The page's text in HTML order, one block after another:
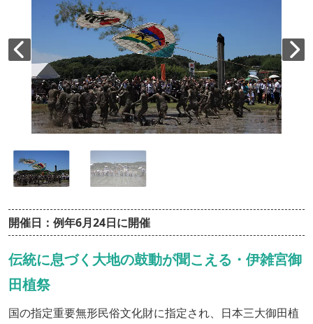
開催日：例年6月24日に開催
伝統に息づく大地の鼓動が聞こえる・伊雑宮御
田植祭
国の指定重要無形民俗文化財に指定され、日本三大御田植